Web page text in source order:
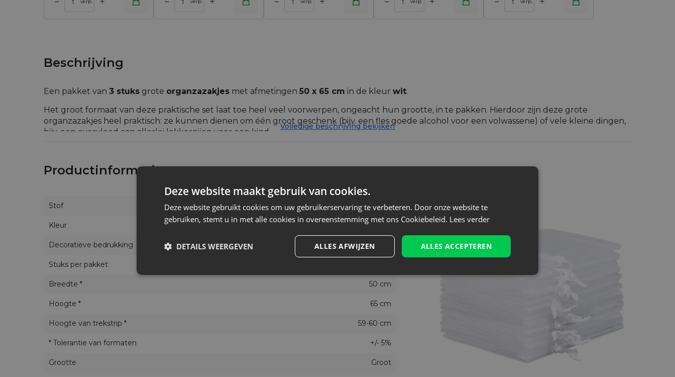
verp. verp. verp.
Toevoegen aan winkelwagen verp.
Toevoegen aan winkelwagen verp.
Toevoegen aan winkelwagen
Beschrijving
Een pakket van 3 stuks grote organzazakjes met afmetingen 50 x 65 cm in de kleur wit.
Het groot formaat van deze praktische set laat toe heel veel voorwerpen, ongeacht hun grootte, in te pakken. Hierdoor zijn deze grote
organzazakjes heel praktisch: ze kunnen dienen om één groot geschenk (bijv. een fles goede alcohol voor een volwassene) of vele kleine dingen,
bijv. een overvloed aan allerlei lekkernijen voor een kind.
Volledige beschrijving bekijken
Productinformatie
Stof Organza
Kleur Wit
Decoratieve bedrukking
Stuks per pakket
Breedte * 50 cm
Hoogte * 65 cm
Hoogte van trekstrip * 59-60 cm
* Tolerantie van formaten +/- 5%
Grootte Groot
Deze website maakt gebruik van cookies.
Deze website gebruikt cookies om uw gebruikerservaring te verbeteren. Door onze website te
gebruiken, stemt u in met alle cookies in overeenstemming met ons Cookiebeleid. Lees verder
ALLES ACCEPTEREN
ALLES AFWIJZEN
DETAILS WEERGEVEN